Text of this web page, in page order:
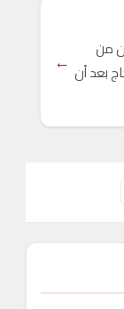
من
بعد أن
عرفة،
←